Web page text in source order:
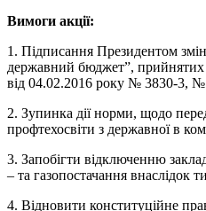
Вимоги акції:
1. Підписання Президентом
державний бюджет”,
від 04.02.2016 року № 3830-3,
2. Зупинка дії норми, щодо
профтехосвіти з державної в
3. Запобігти відключенню
– та газопостачання внаслідок
4. Відновити конституційне